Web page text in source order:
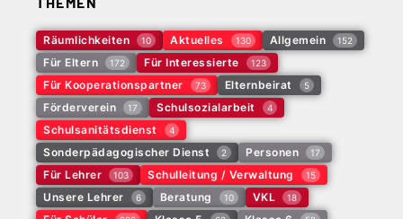
Räumlichkeiten 10 Aktuelles 130 Allgemein 152
Für Eltern 172 Für Interessierte 123
Für Kooperationspartner 73 Elternbeirat 5
Förderverein 17 Schulsozialarbeit 4
Schulsanitätsdienst 4
Sonderpädagogischer Dienst 2 Personen 17
Für Lehrer 103 Schulleitung / Verwaltung 15
Unsere Lehrer 6 Beratung 10 VKL 18